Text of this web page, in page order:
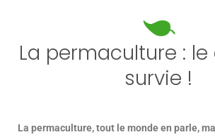
La permaculture :
survie !
La permaculture, tout le monde en parle,